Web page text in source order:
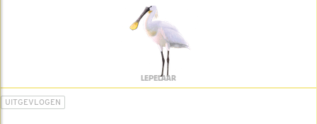
LEPELAAR
UITGEVLOGEN